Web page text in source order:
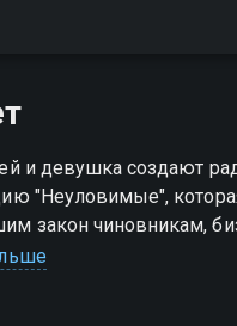
и девушка создают
"Неуловимые",
закон чиновникам,
В соцсетях ребята
от их имени